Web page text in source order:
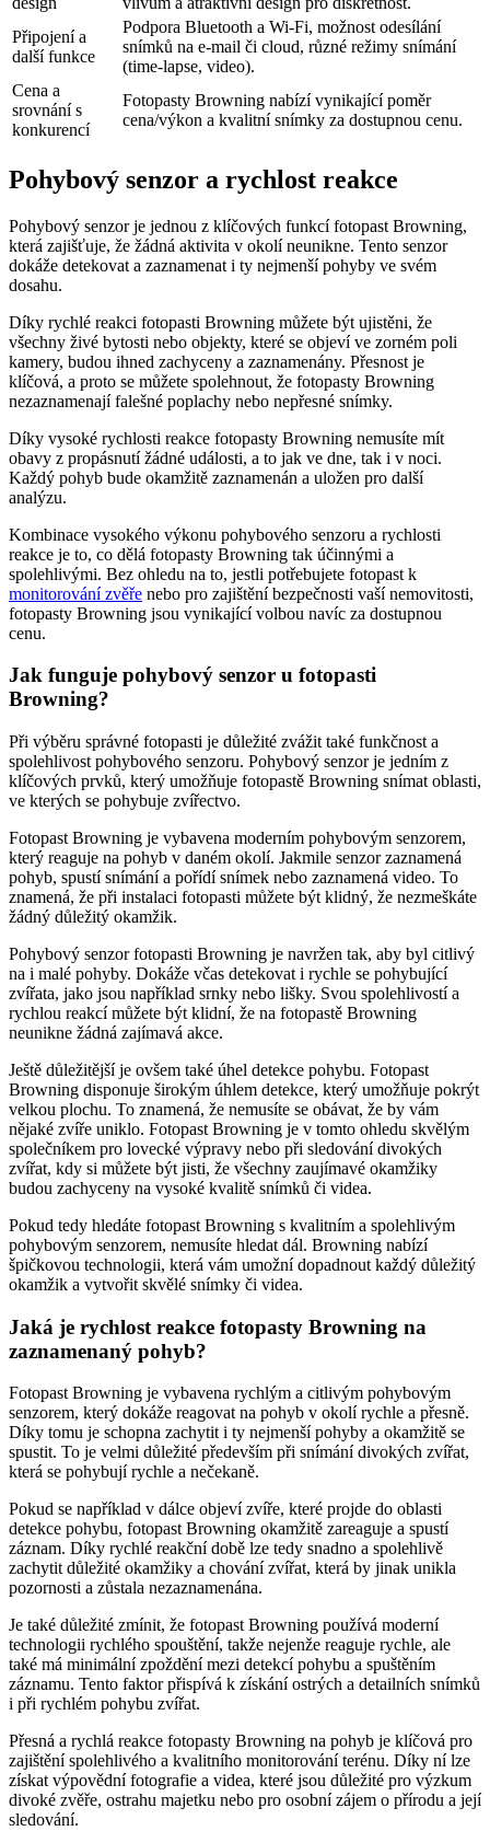
Připojení a
další funkce
Podpora Bluetooth a Wi-Fi, možnost odesílání
snímků na e-mail či cloud, různé režimy snímání
(time-lapse, video).
Cena a
srovnání s
konkurencí
Fotopasty Browning nabízí vynikající poměr
cena/výkon a kvalitní snímky za dostupnou cenu.
Pohybový senzor a rychlost reakce
Pohybový senzor je jednou z klíčových funkcí fotopast Browning,
která zajišťuje, že žádná aktivita v okolí neunikne. Tento senzor
dokáže detekovat a zaznamenat i ty nejmenší pohyby ve svém
dosahu.
Díky rychlé reakci fotopasti Browning můžete být ujistěni, že
všechny živé bytosti nebo objekty, které se objeví ve zorném poli
kamery, budou ihned zachyceny a zaznamenány. Přesnost je
klíčová, a proto se můžete spolehnout, že fotopasty Browning
nezaznamenají falešné poplachy nebo nepřesné snímky.
Díky vysoké rychlosti reakce fotopasty Browning nemusíte mít
obavy z propásnutí žádné události, a to jak ve dne, tak i v noci.
Každý pohyb bude okamžitě zaznamenán a uložen pro další
analýzu.
Kombinace vysokého výkonu pohybového senzoru a rychlosti
reakce je to, co dělá fotopasty Browning tak účinnými a
spolehlivými. Bez ohledu na to, jestli potřebujete fotopast k
monitorování zvěře nebo pro zajištění bezpečnosti vaší nemovitosti,
fotopasty Browning jsou vynikající volbou navíc za dostupnou
cenu.
Jak funguje pohybový senzor u fotopasti
Browning?
Při výběru správné fotopasti je důležité zvážit také funkčnost a
spolehlivost pohybového senzoru. Pohybový senzor je jedním z
klíčových prvků, který umožňuje fotopastě Browning snímat oblasti,
ve kterých se pohybuje zvířectvo.
Fotopast Browning je vybavena moderním pohybovým senzorem,
který reaguje na pohyb v daném okolí. Jakmile senzor zaznamená
pohyb, spustí snímání a pořídí snímek nebo zaznamená video. To
znamená, že při instalaci fotopasti můžete být klidný, že nezmeškáte
žádný důležitý okamžik.
Pohybový senzor fotopasti Browning je navržen tak, aby byl citlivý
na i malé pohyby. Dokáže včas detekovat i rychle se pohybující
zvířata, jako jsou například srnky nebo lišky. Svou spolehlivostí a
rychlou reakcí můžete být klidní, že na fotopastě Browning
neunikne žádná zajímavá akce.
Ještě důležitější je ovšem také úhel detekce pohybu. Fotopast
Browning disponuje širokým úhlem detekce, který umožňuje pokrýt
velkou plochu. To znamená, že nemusíte se obávat, že by vám
nějaké zvíře uniklo. Fotopast Browning je v tomto ohledu skvělým
společníkem pro lovecké výpravy nebo při sledování divokých
zvířat, kdy si můžete být jisti, že všechny zaujímavé okamžiky
budou zachyceny na vysoké kvalitě snímků či videa.
Pokud tedy hledáte fotopast Browning s kvalitním a spolehlivým
pohybovým senzorem, nemusíte hledat dál. Browning nabízí
špičkovou technologii, která vám umožní dopadnout každý důležitý
okamžik a vytvořit skvělé snímky či videa.
Jaká je rychlost reakce fotopasty Browning na
zaznamenaný pohyb?
Fotopast Browning je vybavena rychlým a citlivým pohybovým
senzorem, který dokáže reagovat na pohyb v okolí rychle a přesně.
Díky tomu je schopna zachytit i ty nejmenší pohyby a okamžitě se
spustit. To je velmi důležité především při snímání divokých zvířat,
která se pohybují rychle a nečekaně.
Pokud se například v dálce objeví zvíře, které projde do oblasti
detekce pohybu, fotopast Browning okamžitě zareaguje a spustí
záznam. Díky rychlé reakční době lze tedy snadno a spolehlivě
zachytit důležité okamžiky a chování zvířat, která by jinak unikla
pozornosti a zůstala nezaznamenána.
Je také důležité zmínit, že fotopast Browning používá moderní
technologii rychlého spouštění, takže nejenže reaguje rychle, ale
také má minimální zpoždění mezi detekcí pohybu a spuštěním
záznamu. Tento faktor přispívá k získání ostrých a detailních snímků
i při rychlém pohybu zvířat.
Přesná a rychlá reakce fotopasty Browning na pohyb je klíčová pro
zajištění spolehlivého a kvalitního monitorování terénu. Díky ní lze
získat výpovědní fotografie a videa, které jsou důležité pro výzkum
divoké zvěře, ostrahu majetku nebo pro osobní zájem o přírodu a její
sledování.